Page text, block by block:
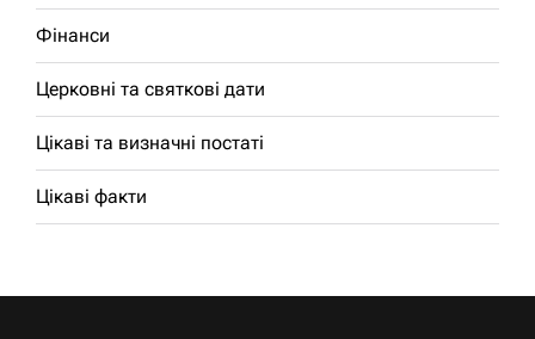
Фінанси
Церковні та святкові дати
Цікаві та визначні постаті
Цікаві факти